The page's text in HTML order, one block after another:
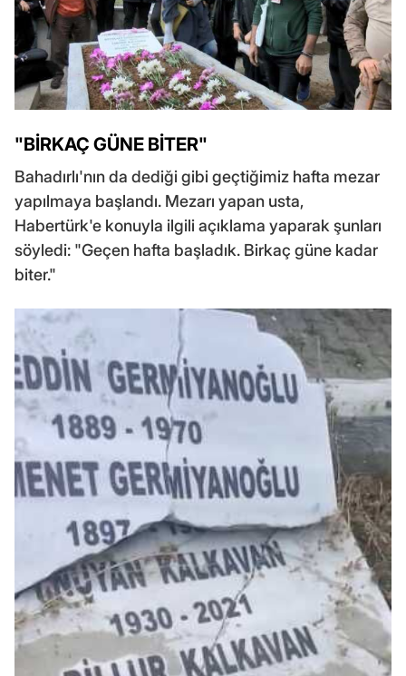
"BİRKAÇ GÜNE BİTER"
Bahadırlı'nın da dediği gibi geçtiğimiz hafta mezar
yapılmaya başlandı. Mezarı yapan usta,
Habertürk'e konuyla ilgili açıklama yaparak şunları
söyledi: "Geçen hafta başladık. Birkaç güne kadar
biter."